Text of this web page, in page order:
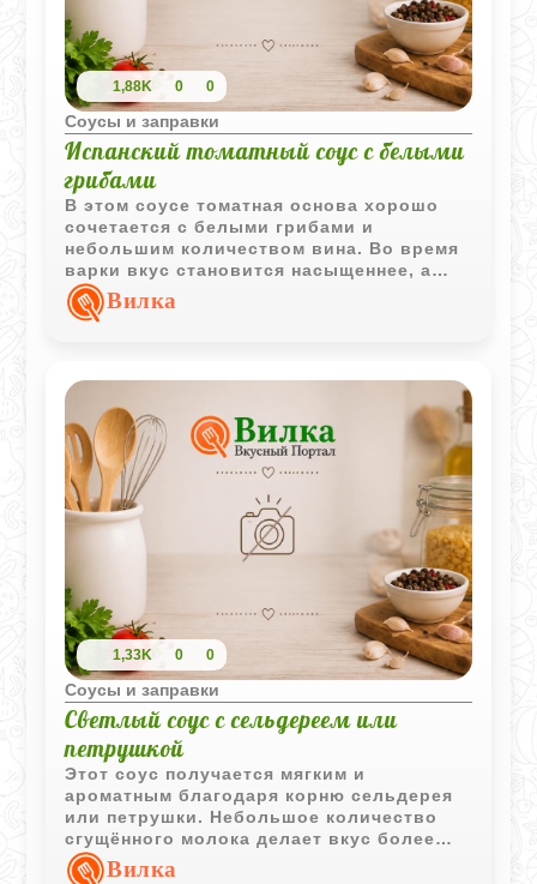
1,88K 0 0
Соусы и заправки
Испанский томатный соус с белыми
грибами
В этом соусе томатная основа хорошо
сочетается с белыми грибами и
небольшим количеством вина. Во время
варки вкус становится насыщеннее, а
соус приобретает густую и мягкую
текстуру.
Вилка
1,33K 0 0
Соусы и заправки
Светлый соус с сельдереем или
петрушкой
Этот соус получается мягким и
ароматным благодаря корню сельдерея
или петрушки. Небольшое количество
сгущённого молока делает вкус более
округлым и нежным.
Вилка